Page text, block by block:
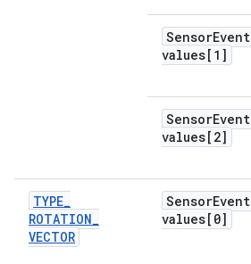
SensorEvent
values[1]
SensorEvent
values[2]
TYPE_
ROTATION_
VECTOR
SensorEvent
values[0]